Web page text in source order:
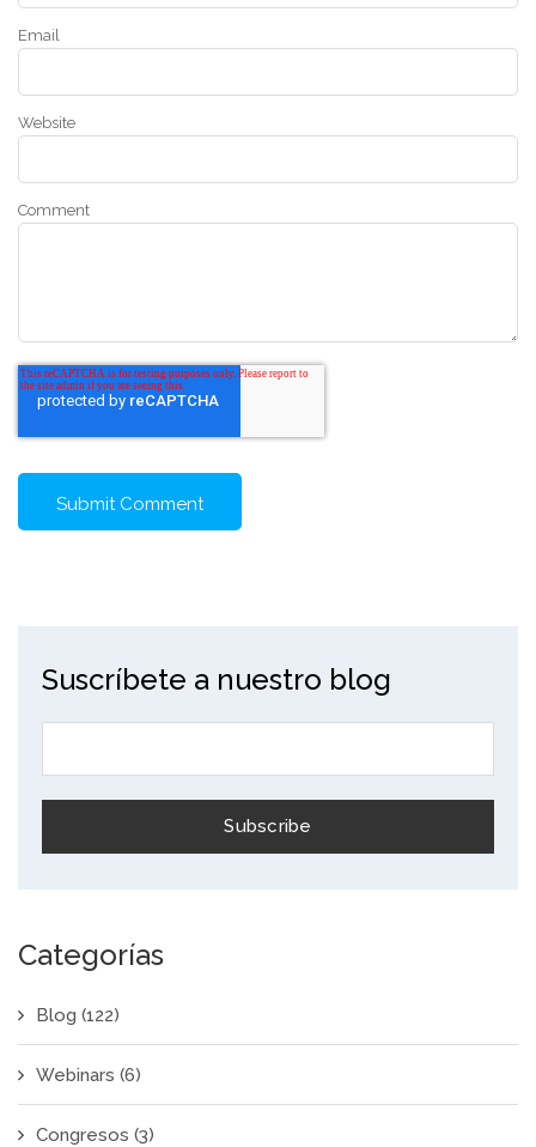
Email
Website
Comment
Suscríbete a nuestro blog
Categorías
Blog (122)
Webinars (6)
Congresos (3)